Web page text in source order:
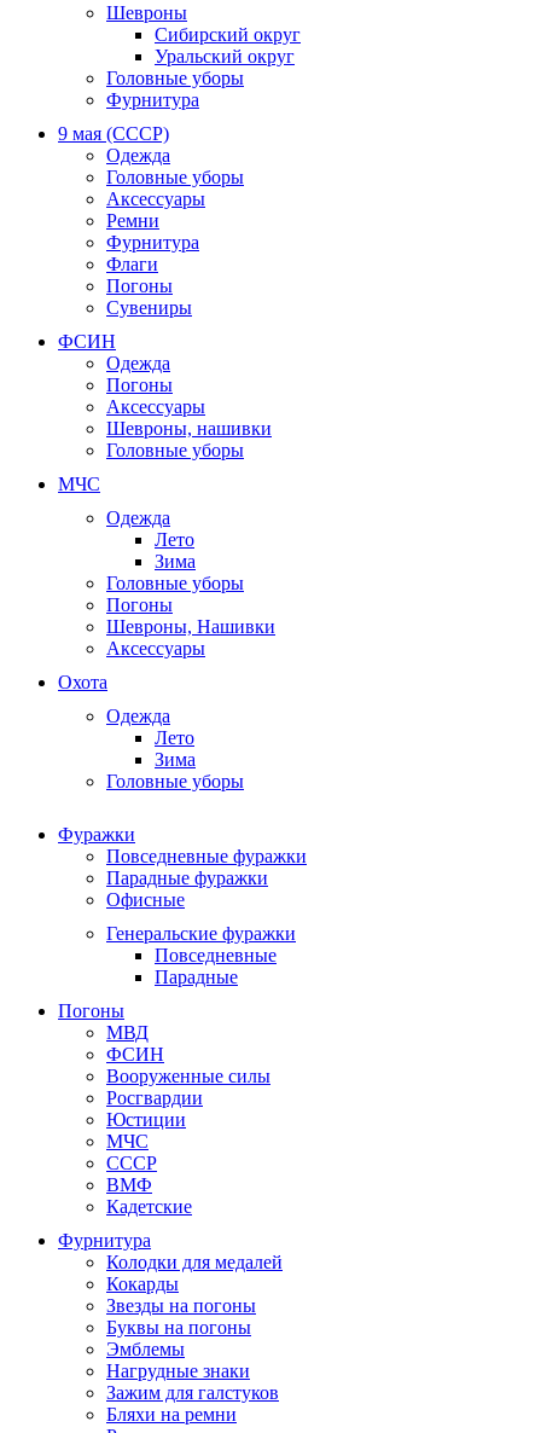
Шевроны
Сибирский округ
Уральский округ
Головные уборы
Фурнитура
9 мая (СССР)
Одежда
Головные уборы
Аксессуары
Ремни
Фурнитура
Флаги
Погоны
Сувениры
ФСИН
Одежда
Погоны
Аксессуары
Шевроны, нашивки
Головные уборы
МЧС
Одежда
Лето
Зима
Головные уборы
Погоны
Шевроны, Нашивки
Аксессуары
Охота
Одежда
Лето
Зима
Головные уборы
Фуражки
Повседневные фуражки
Парадные фуражки
Офисные
Генеральские фуражки
Повседневные
Парадные
Погоны
МВД
ФСИН
Вооруженные силы
Росгвардии
Юстиции
МЧС
СССР
ВМФ
Кадетские
Фурнитура
Колодки для медалей
Кокарды
Звезды на погоны
Буквы на погоны
Эмблемы
Нагрудные знаки
Зажим для галстуков
Бляхи на ремни